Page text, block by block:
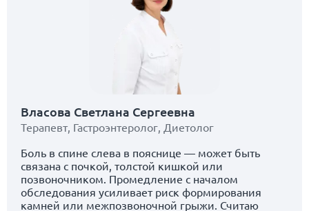
Власова Светлана Сергеевна
Терапевт, Гастроэнтеролог, Диетолог
Боль в спине слева в пояснице — может быть
связана с почкой, толстой кишкой или
позвоночником. Промедление с началом
обследования усиливает риск формирования
камней или межпозвоночной грыжи. Считаю